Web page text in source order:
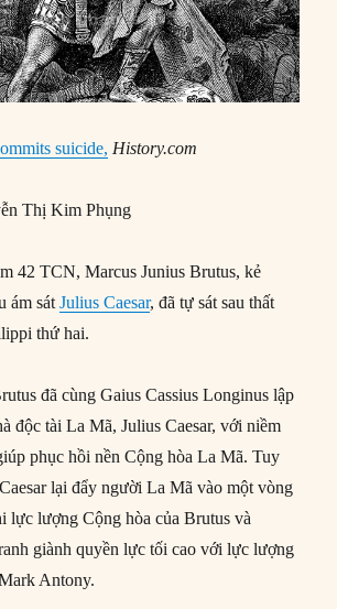
suicide, History.com
Thị Kim Phụng
42 TCN, Marcus Junius Brutus, kẻ
ám sátJulius Caesar, đã tự sát sau thất
thứ hai.
đã cùng Gaius Cassius Longinus lập
độc tài La Mã, Julius Caesar, với niềm
phục hồi nền Cộng hòa La Mã. Tuy
lại đẩy người La Mã vào một vòng
lực lượng Cộng hòa của Brutus và
giành quyền lực tối cao với lực lượng
Antony.